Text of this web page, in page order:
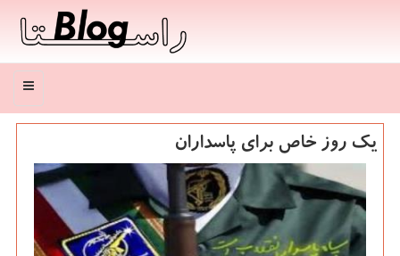
منو
یک روز خاص برای پاسداران